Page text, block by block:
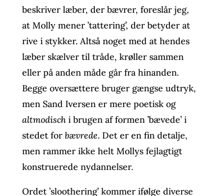
beskriver læber, der bævrer, foreslår jeg,
at Molly mener ’tattering’, der betyder at
rive i stykker. Altså noget med at hendes
læber skælver til tråde, krøller sammen
eller på anden måde går fra hinanden.
Begge oversættere bruger gængse udtryk,
men Sand Iversen er mere poetisk og
altmodischi brugen af formen ’bævede’ i
stedet for bævrede. Det er en fin detalje,
men rammer ikke helt Mollys fejlagtigt
konstruerede nydannelser.
Ordet ’sloothering’ kommer ifølge diverse